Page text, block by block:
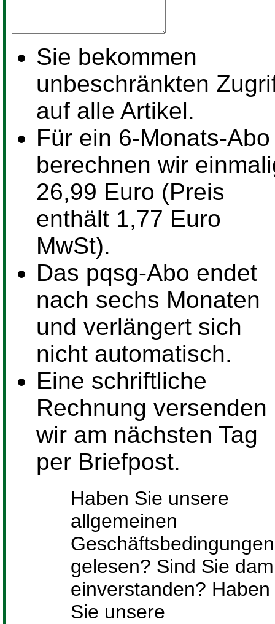
Sie bekommen
unbeschränkten
auf alle Artikel.
Für ein 6-Monats-Abo
berechnen wir
26,99 Euro (Preis
enthält 1,77 Euro
MwSt).
Das pqsg-Abo endet
nach sechs Monaten
und verlängert sich
nicht automatisch.
Eine schriftliche
Rechnung versenden
wir am nächsten Tag
per Briefpost.
Haben Sie unsere
allgemeinen
Geschäftsbedingungen
gelesen? Sind Sie
einverstanden? Haben
Sie unsere